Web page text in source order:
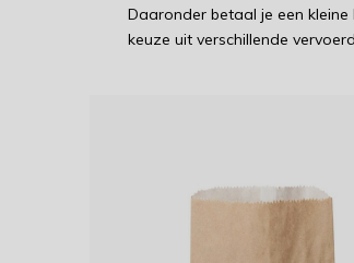
Daaronder betaal je een
keuze uit verschillende